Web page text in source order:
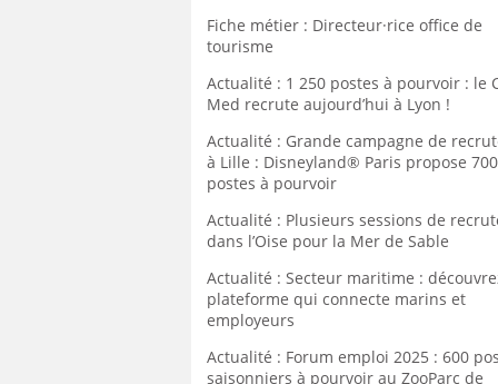
Fiche métier : Directeur·rice office de
tourisme
Actualité : 1 250 postes à pourvoir : le
Med recrute aujourd’hui à Lyon !
Actualité : Grande campagne de
à Lille : Disneyland® Paris propose
postes à pourvoir
Actualité : Plusieurs sessions de
dans l’Oise pour la Mer de Sable
Actualité : Secteur maritime :
plateforme qui connecte marins et
employeurs
Actualité : Forum emploi 2025 : 600
saisonniers à pourvoir au ZooParc de